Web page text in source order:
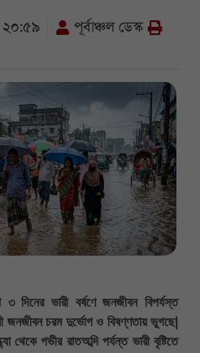
২০:৫৯ পূর্বাঞ্চল ডেস্ক
দিনের ভারী বর্ষণে জনজীবন বিপর্যস্ত
জনজীবন চরম দুর্ভোগ ও বিষণ্ণতায় ভুগছে|
থেকে গভীর রাতঅব্দি পর্যন্ত ভারী বৃষ্টিতে